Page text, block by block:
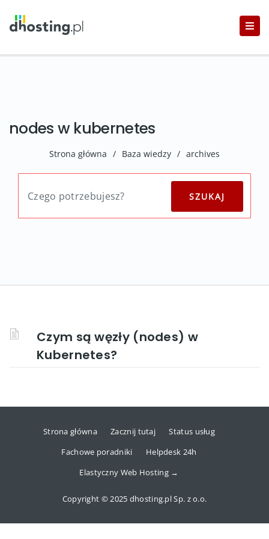
nodes w kubernetes
Strona główna / Baza wiedzy / archives
Czym są węzły (nodes) w
Kubernetes?
Strona główna Zacznij tutaj
Status usług
Fachowe poradniki
Helpdesk 24h
Elastyczny Web Hosting →
Copyright © 2025 dhosting.pl Sp. z o.o.